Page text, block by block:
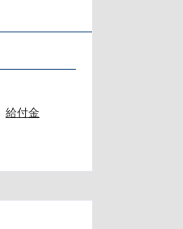
給付金